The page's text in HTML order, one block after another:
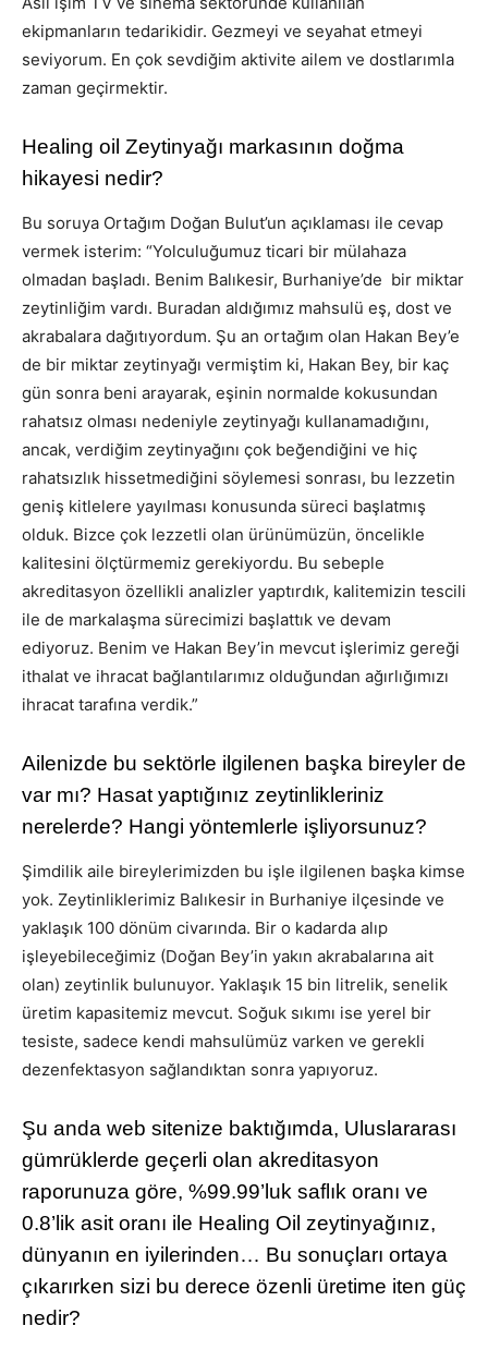
ekipmanların tedarikidir. Gezmeyi ve seyahat etmeyi
seviyorum. En çok sevdiğim aktivite ailem ve dostlarımla
zaman geçirmektir.
Healing oil Zeytinyağı markasının doğma
hikayesi nedir?
Bu soruya Ortağım Doğan Bulut’un açıklaması ile cevap
vermek isterim: “Yolculuğumuz ticari bir mülahaza
olmadan başladı. Benim Balıkesir, Burhaniye’de bir miktar
zeytinliğim vardı. Buradan aldığımız mahsulü eş, dost ve
akrabalara dağıtıyordum. Şu an ortağım olan Hakan Bey’e
de bir miktar zeytinyağı vermiştim ki, Hakan Bey, bir kaç
gün sonra beni arayarak, eşinin normalde kokusundan
rahatsız olması nedeniyle zeytinyağı kullanamadığını,
ancak, verdiğim zeytinyağını çok beğendiğini ve hiç
rahatsızlık hissetmediğini söylemesi sonrası, bu lezzetin
geniş kitlelere yayılması konusunda süreci başlatmış
olduk. Bizce çok lezzetli olan ürünümüzün, öncelikle
kalitesini ölçtürmemiz gerekiyordu. Bu sebeple
akreditasyon özellikli analizler yaptırdık, kalitemizin tescili
ile de markalaşma sürecimizi başlattık ve devam
ediyoruz. Benim ve Hakan Bey’in mevcut işlerimiz gereği
ithalat ve ihracat bağlantılarımız olduğundan ağırlığımızı
ihracat tarafına verdik.”
Ailenizde bu sektörle ilgilenen başka bireyler de
var mı? Hasat yaptığınız zeytinlikleriniz
nerelerde? Hangi yöntemlerle işliyorsunuz?
Şimdilik aile bireylerimizden bu işle ilgilenen başka kimse
yok. Zeytinliklerimiz Balıkesir in Burhaniye ilçesinde ve
yaklaşık 100 dönüm civarında. Bir o kadarda alıp
işleyebileceğimiz (Doğan Bey’in yakın akrabalarına ait
olan) zeytinlik bulunuyor. Yaklaşık 15 bin litrelik, senelik
üretim kapasitemiz mevcut. Soğuk sıkımı ise yerel bir
tesiste, sadece kendi mahsulümüz varken ve gerekli
dezenfektasyon sağlandıktan sonra yapıyoruz.
Şu anda web sitenize baktığımda, Uluslararası
gümrüklerde geçerli olan akreditasyon
raporunuza göre, %99.99’luk saflık oranı ve
0.8’lik asit oranı ile Healing Oil zeytinyağınız,
dünyanın en iyilerinden… Bu sonuçları ortaya
çıkarırken sizi bu derece özenli üretime iten güç
nedir?